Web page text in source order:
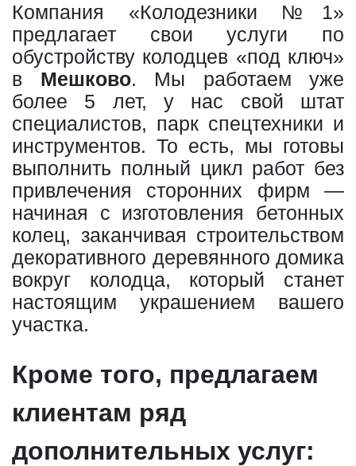
Компания «Колодезники №1»
предлагает свои услуги по
обустройству колодцев «под ключ»
в Мешково. Мы работаем уже
более 5 лет, у нас свой штат
специалистов, парк спецтехники и
инструментов. То есть, мы готовы
выполнить полный цикл работ без
привлечения сторонних фирм —
начиная с изготовления бетонных
колец, заканчивая строительством
декоративного деревянного домика
вокруг колодца, который станет
настоящим украшением вашего
участка.
Кроме того, предлагаем
клиентам ряд
дополнительных услуг: